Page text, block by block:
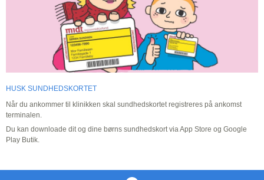
HUSK SUNDHEDSKORTET
Når du ankommer til klinikken skal sundhedskortet registreres på ankomst
terminalen.
Du kan downloade dit og dine børns sundhedskort via App Store og Google
Play Butik.